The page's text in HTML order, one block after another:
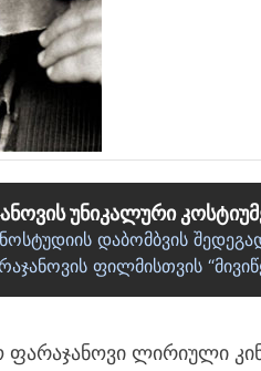
უნიკალური
დაბომბვის
ფილმისთვის
ფარაჯანოვი ლირიული